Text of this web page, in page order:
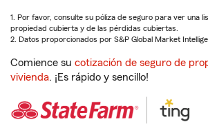
1. Por favor, consulte su póliza de seguro para ver una
propiedad cubierta y de las pérdidas cubiertas.
2. Datos proporcionados por S&P Global Market
Comience su cotización de seguro de
vivienda. ¡Es rápido y sencillo!